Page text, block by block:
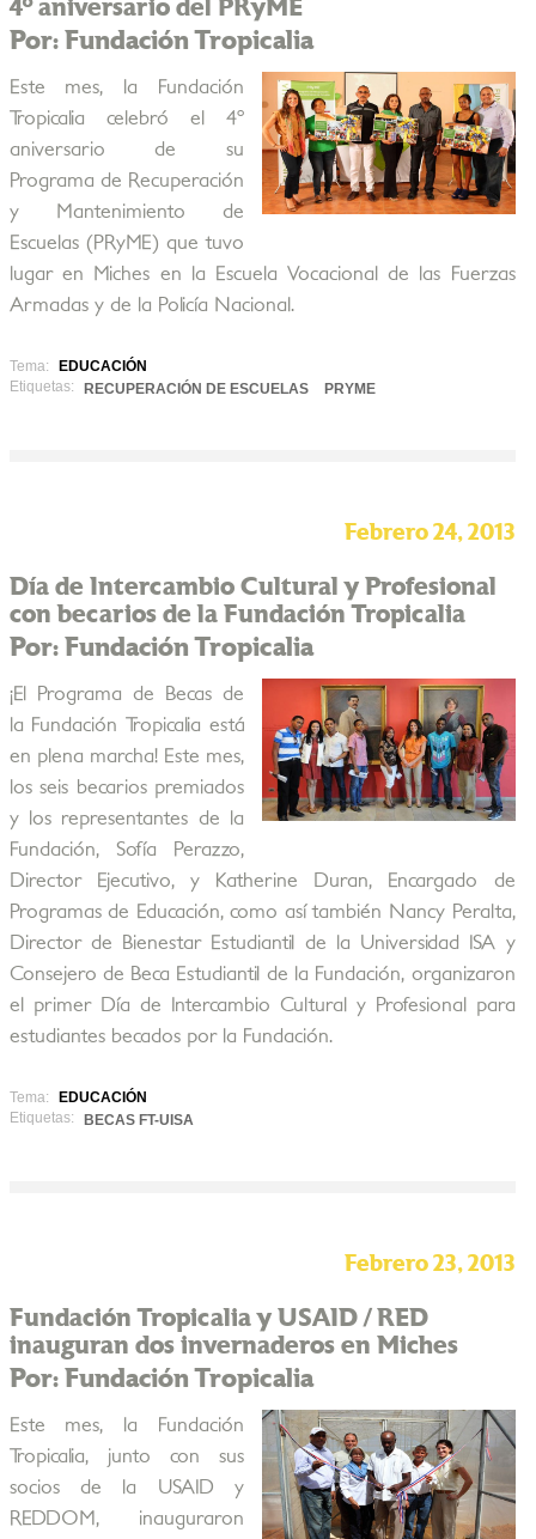
4º aniversario del PRyME
Por: Fundación Tropicalia
Este mes, la Fundación
Tropicalia celebró el 4º
aniversario de su
Programa de Recuperación
y Mantenimiento de
Escuelas (PRyME) que tuvo
lugar en Miches en la Escuela Vocacional de las Fuerzas
Armadas y de la Policía Nacional.
Tema:
EDUCACIÓN
Etiquetas:
RECUPERACIÓN DE ESCUELAS PRYME
Febrero 24, 2013
Día de Intercambio Cultural y Profesional
con becarios de la Fundación Tropicalia
Por: Fundación Tropicalia
¡El Programa de Becas de
la Fundación Tropicalia está
en plena marcha! Este mes,
los seis becarios premiados
y los representantes de la
Fundación, Sofía Perazzo,
Director Ejecutivo, y Katherine Duran, Encargado de
Programas de Educación, como así también Nancy Peralta,
Director de Bienestar Estudiantil de la Universidad ISA y
Consejero de Beca Estudiantil de la Fundación, organizaron
el primer Día de Intercambio Cultural y Profesional para
estudiantes becados por la Fundación.
Tema:
EDUCACIÓN
Etiquetas:
BECAS FT-UISA
Febrero 23, 2013
Fundación Tropicalia y USAID / RED
inauguran dos invernaderos en Miches
Por: Fundación Tropicalia
Este mes, la Fundación
Tropicalia, junto con sus
socios de la USAID y
REDDOM, inauguraron